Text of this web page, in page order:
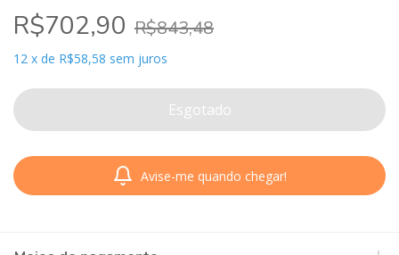
R$702,90 R$843,48
12 x de R$58,58 sem juros
Avise-me quando chegar!